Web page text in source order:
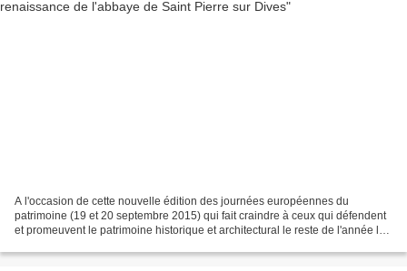
A l'occasion de cette nouvelle édition des journées européennes du
patrimoine (19 et 20 septembre 2015) qui fait craindre à ceux qui défendent
et promeuvent le patrimoine historique et architectural le reste de l'année la